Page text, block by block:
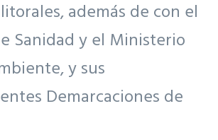
además de con el
Sanidad y el Ministerio
y sus
Demarcaciones de